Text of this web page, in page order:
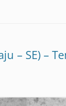
– SE) –